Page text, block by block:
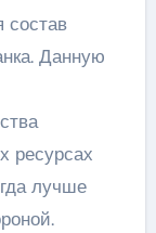
состав
Данную
ресурсах
лучше